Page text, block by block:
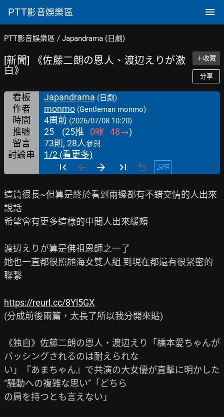
PTT影音娛樂區
PTT影音娛樂區 / Japandrama (日劇)
[新聞] 《佐藤二朗の恩人、渡辺えりが激
白》
＋收藏
分享
看板 Japandrama (日劇)
作者 monmo (Gentleman monmo)
時間 4周前 (2026/07/08 10:20)
推噓 25 (25推 0噓 48→)
留言
73則, 28人參與
討論串 1/2 (看更多)
說明
這篇很長~但算是終於看到兩邊都有不錯交情的人出來
說話
希望會有更多這樣的中間人出來緩頰
渡辺えりが算是佛祖恩師之一了
她也一直都很照顧海女雙人組 到現在都還有很緊密的
聯繫
https://reurl.cc/8Yl5GX
(分成前後兩篇，太長了所以我分開來貼)
《独自》佐藤二朗の恩人・渡辺えり「橋本愛ちゃんが
バッシングされるのは耐えられな
い」『あまちゃん』で共演の大女優が直撃に明かした
“騒動への複雑な思い”「どちら
の肩を持つとも言えない」